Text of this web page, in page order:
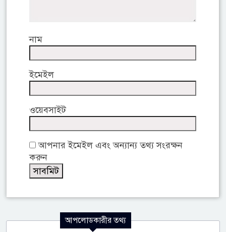
নাম
ইমেইল
ওয়েবসাইট
আপনার ইমেইল এবং অন্যান্য তথ্য সংরক্ষন
করুন
আপলোডকারীর তথ্য